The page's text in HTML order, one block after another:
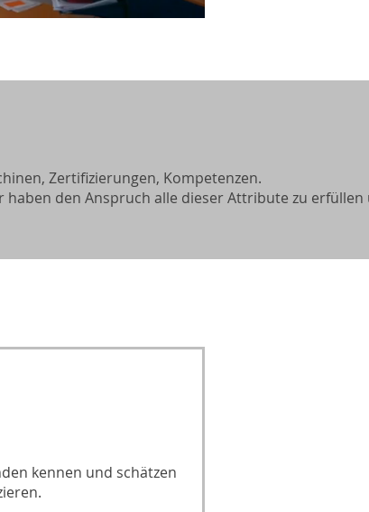
Zertifizierungen, Kompetenzen.
haben den Anspruch alle dieser Attribute zu erfüllen
kennen und schätzen